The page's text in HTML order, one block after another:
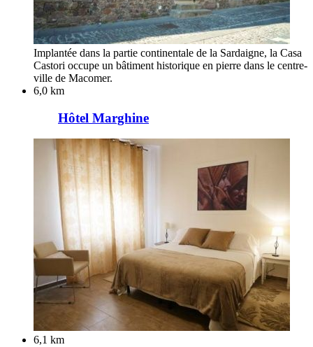
Implantée dans la partie continentale de la Sardaigne, la Casa
Castori occupe un bâtiment historique en pierre dans le centre-
ville de Macomer.
6,0 km
Hôtel Marghine
6,1 km